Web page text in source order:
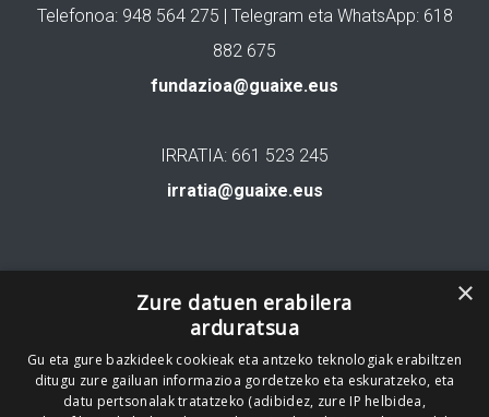
Telefonoa: 948 564 275 | Telegram eta WhatsApp: 618
882 675
fundazioa@guaixe.eus
IRRATIA: 661 523 245
irratia@guaixe.eus
Gure lizentzia: Creative Commons Aitortu Partekatu
Codesyntaxek garatua
×
Zure datuen erabilera
arduratsua
Gu eta gure bazkideek cookieak eta antzeko teknologiak erabiltzen
ditugu zure gailuan informazioa gordetzeko eta eskuratzeko, eta
datu pertsonalak tratatzeko (adibidez, zure IP helbidea,